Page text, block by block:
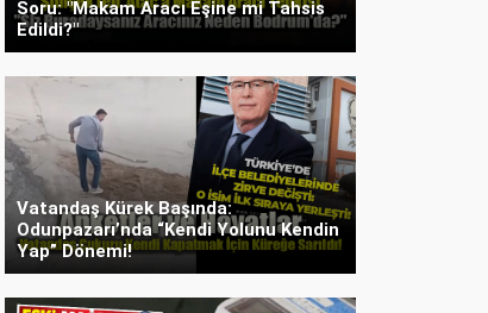
Soru: "Makam Aracı Eşine mi Tahsis
Edildi?"
Vatandaş Kürek Başında:
Odunpazarı’nda “Kendi Yolunu Kendin
Yap” Dönemi!